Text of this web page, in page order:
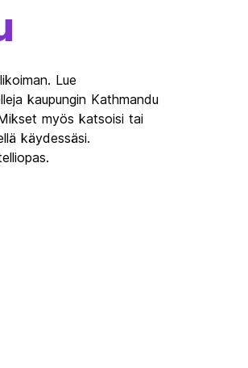
Lue
kaupungin Kathmandu
myös katsoisi tai
käydessäsi.